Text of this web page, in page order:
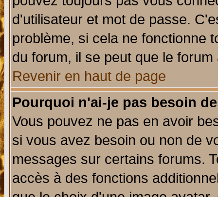
d'utilisateur et mot de passe.
problème, si cela ne fonctionne
du forum, il se peut que le
Revenir en haut de page
Pourquoi n'ai-je pas besoin
Vous pouvez ne pas en avoir
si vous avez besoin ou non de
messages sur certains forums.
accès à des fonctions